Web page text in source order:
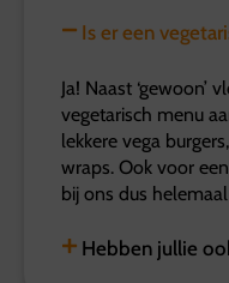
Is er een
Ja! Naast ‘gewoon’
vegetarisch menu
lekkere vega
wraps. Ook voor
bij ons dus
Hebben jullie